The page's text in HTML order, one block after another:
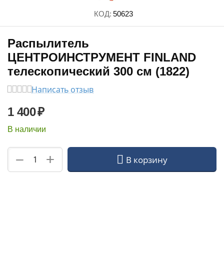
КОД: 50623
Распылитель
ЦЕНТРОИНСТРУМЕНТ FINLAND
телескопический 300 см (1822)
Написать отзыв
1 400₽
В наличии
+
− В корзину